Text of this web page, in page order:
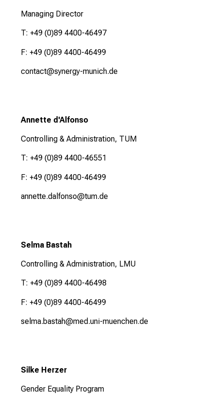
Managing Director
T: +49 (0)89 4400-46497
F: +49 (0)89 4400-46499
contact@synergy-munich.de
Annette d'Alfonso
Controlling & Administration, TUM
T: +49 (0)89 4400-46551
F: +49 (0)89 4400-46499
annette.dalfonso@tum.de
Selma Bastah
Controlling & Administration, LMU
T: +49 (0)89 4400-46498
F: +49 (0)89 4400-46499
selma.bastah@med.uni-muenchen.de
Silke Herzer
Gender Equality Program